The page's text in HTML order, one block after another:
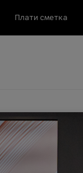
Плати сметка